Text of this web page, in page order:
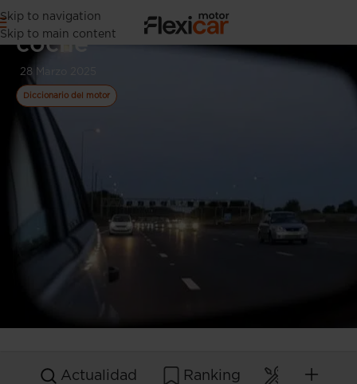
Skip to navigation
Skip to main content
Los espejos retrovisores del
coche
28 Marzo 2025
Diccionario del motor
Actualidad Ranking